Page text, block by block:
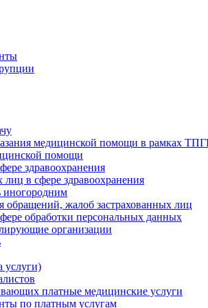
медицинской помощи в рамках
помощи
здравоохранения
лиц в сфере здравоохранения
обращений, жалоб застрахованных лиц
обработки персональных данных
организации
услуги)
платные медицинские услуги
по платным услугам